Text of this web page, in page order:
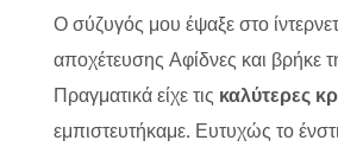
Ο σύζυγός μου έψαξε στο
αποχέτευσης Αφίδνες και βρήκε
Πραγματικά είχε τις καλύτερες
εμπιστευτήκαμε. Ευτυχώς το